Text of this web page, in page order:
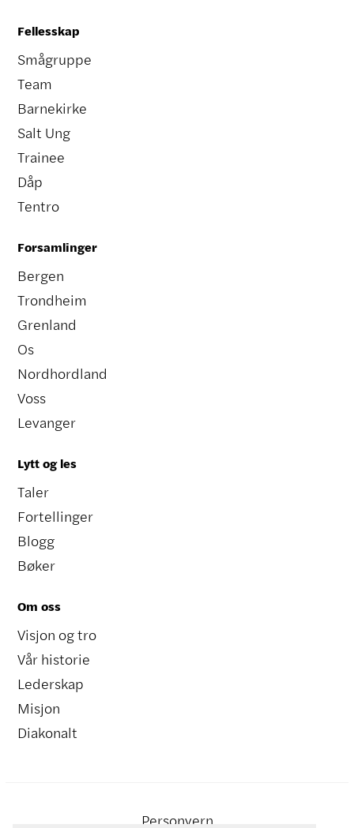
Fellesskap
Smågruppe
Team
Barnekirke
Salt Ung
Trainee
Dåp
Tentro
Forsamlinger
Bergen
Trondheim
Grenland
Os
Nordhordland
Voss
Levanger
Lytt og les
Taler
Fortellinger
Blogg
Bøker
Om oss
Visjon og tro
Vår historie
Lederskap
Misjon
Diakonalt
Personvern